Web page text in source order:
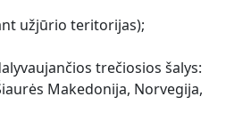
užjūrio teritorijas);
trečiosios šalys:
Makedonija, Norvegija,